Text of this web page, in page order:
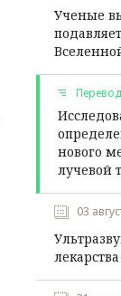
Ученые
Перевод
нового
лучевой
03